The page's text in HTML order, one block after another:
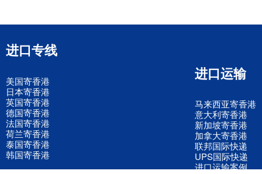
进口专线
美国寄香港
日本寄香港
英国寄香港
德国寄香港
法国寄香港
荷兰寄香港
泰国寄香港
韩国寄香港
进口运输
马来西亚寄香港
意大利寄香港
新加坡寄香港
加拿大寄香港
联邦国际快递
UPS国际快递
进口运输案例